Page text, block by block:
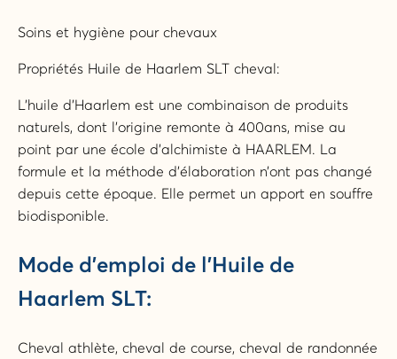
Soins et hygiène pour chevaux
Propriétés Huile de Haarlem SLT cheval:
L’huile d’Haarlem est une combinaison de produits
naturels, dont l’origine remonte à 400ans, mise au
point par une école d’alchimiste à HAARLEM. La
formule et la méthode d’élaboration n’ont pas changé
depuis cette époque. Elle permet un apport en souffre
biodisponible.
Mode d’emploi de l’Huile de
Haarlem SLT:
Cheval athlète, cheval de course, cheval de randonnée